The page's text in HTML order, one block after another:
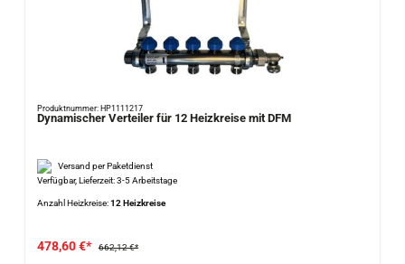
Produktnummer: HP1111217
Dynamischer Verteiler für 12 Heizkreise mit DFM
Versand per Paketdienst
Verfügbar, Lieferzeit: 3-5 Arbeitstage
Anzahl Heizkreise:12 Heizkreise
478,60 €* 662,12 €*